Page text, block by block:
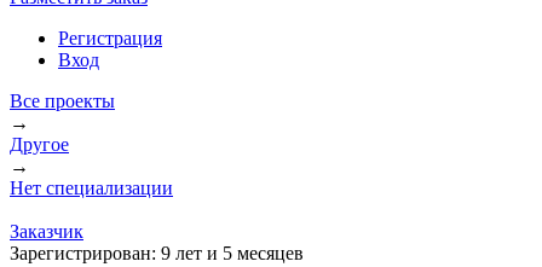
Регистрация
Вход
Все проекты
→
Другое
→
Нет специализации
Заказчик
Зарегистрирован: 9 лет и 5 месяцев